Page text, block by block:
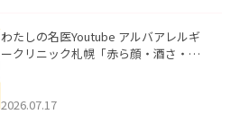
わたしの名医Youtube アルバアレルギ
ークリニック札幌「赤ら顔・酒さ・ニ
した。
2026.07.17